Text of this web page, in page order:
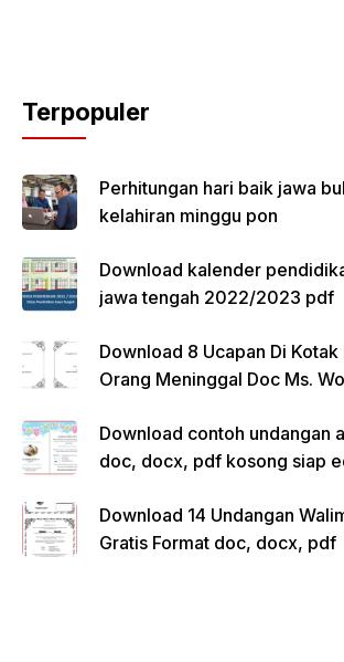
Terpopuler
Perhitungan hari baik jawa
kelahiran minggu pon
Download kalender
jawa tengah 2022/2023 pdf
Download 8 Ucapan Di Kotak
Orang Meninggal Doc Ms.
Download contoh undangan
doc, docx, pdf kosong siap
Download 14 Undangan
Gratis Format doc, docx, pdf